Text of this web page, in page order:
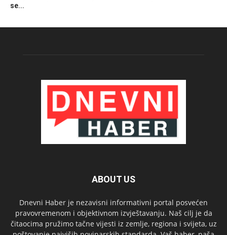
se...
ABOUT US
Dnevni Haber je nezavisni informativni portal posvećen
pravovremenom i objektivnom izvještavanju. Naš cilj je da
čitaocima pružimo tačne vijesti iz zemlje, regiona i svijeta, uz